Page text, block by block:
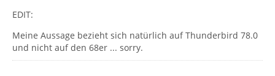
EDIT:
Meine Aussage bezieht sich natürlich auf Thunderbird 78.0
und nicht auf den 68er ... sorry.